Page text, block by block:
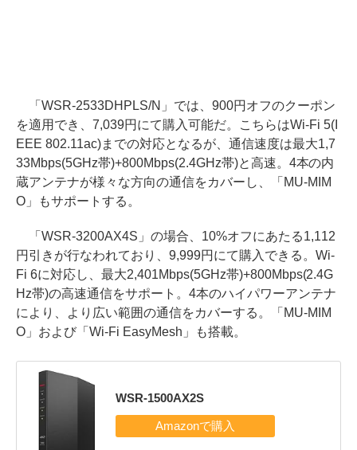
「WSR-2533DHPLS/N」では、900円オフのクーポン
を適用でき、7,039円にて購入可能だ。こちらはWi-Fi 5(I
EEE 802.11ac)までの対応となるが、通信速度は最大1,7
33Mbps(5GHz帯)+800Mbps(2.4GHz帯)と高速。4本の内
蔵アンテナが様々な方向の通信をカバーし、「MU-MIM
O」もサポートする。
「WSR-3200AX4S」の場合、10%オフにあたる1,112
円引きが行なわれており、9,999円にて購入できる。Wi-
Fi 6に対応し、最大2,401Mbps(5GHz帯)+800Mbps(2.4G
Hz帯)の高速通信をサポート。4本のハイパワーアンテナ
により、より広い範囲の通信をカバーする。「MU-MIM
O」および「Wi-Fi EasyMesh」も搭載。
WSR-1500AX2S